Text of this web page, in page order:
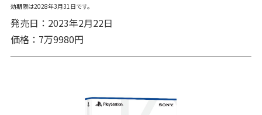
効期限は2028年3月31日です。
発売日：2023年2月22日
価格：7万9980円